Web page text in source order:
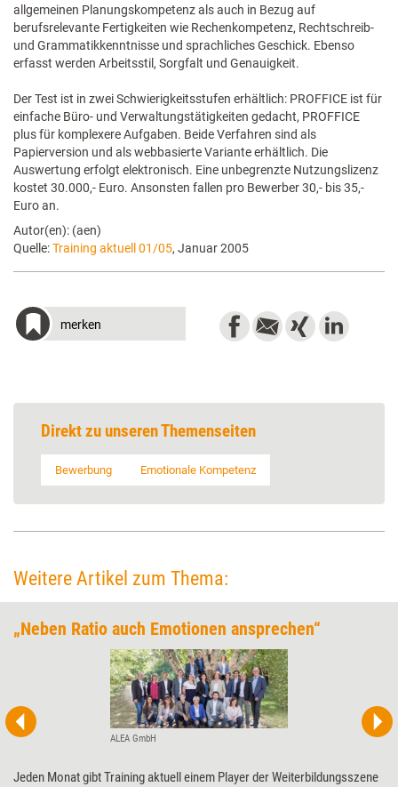
allgemeinen Planungskompetenz als auch in Bezug auf
berufsrelevante Fertigkeiten wie Rechenkompetenz, Rechtschreib-
und Grammatikkenntnisse und sprachliches Geschick. Ebenso
erfasst werden Arbeitsstil, Sorgfalt und Genauigkeit.
Der Test ist in zwei Schwierigkeitsstufen erhältlich: PROFFICE ist für
einfache Büro- und Verwaltungstätigkeiten gedacht, PROFFICE
plus für komplexere Aufgaben. Beide Verfahren sind als
Papierversion und als webbasierte Variante erhältlich. Die
Auswertung erfolgt elektronisch. Eine unbegrenzte Nutzungslizenz
kostet 30.000,- Euro. Ansonsten fallen pro Bewerber 30,- bis 35,-
Euro an.
Autor(en): (aen)
Quelle:Training aktuell 01/05, Januar 2005
merken
Direkt zu unseren Themenseiten
Bewerbung Emotionale Kompetenz
Weitere Artikel zum Thema:
„Neben Ratio auch Emotionen ansprechen“
ALEA GmbH
Jeden Monat gibt Training aktuell einem Player der Weiterbildungsszene